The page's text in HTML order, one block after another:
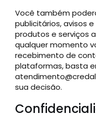
Você também
publicitários, avisos
produtos e serviços
qualquer momento
recebimento de
plataformas, basta
sua decisão.